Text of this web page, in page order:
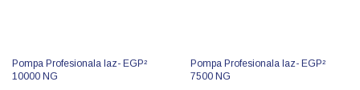
Pompa Profesionala Iaz- EGP²
10000 NG
Pompa Profesionala Iaz- EGP²
7500 NG